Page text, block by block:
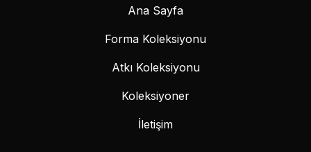
Ana Sayfa
Forma Koleksiyonu
Atkı Koleksiyonu
Koleksiyoner
İletişim